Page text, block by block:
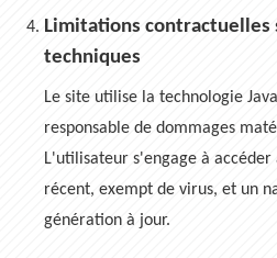
Limitations contractuelles
techniques
Le site utilise la technologie
responsable de dommages
L'utilisateur s'engage à
récent, exempt de virus, et un
génération à jour.